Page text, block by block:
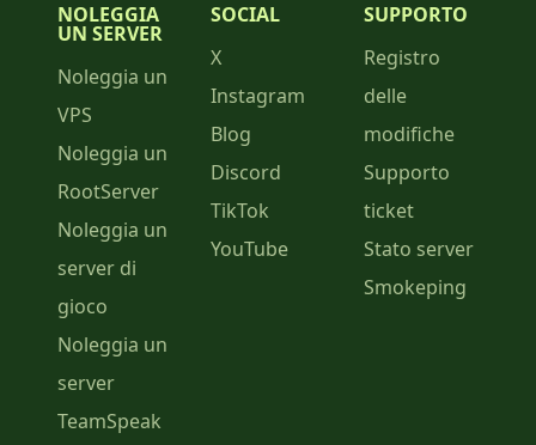
NOLEGGIA
UN SERVER
Noleggia un
VPS
Noleggia un
RootServer
Noleggia un
server di
gioco
Noleggia un
server
TeamSpeak
SOCIAL
X
Instagram
Blog
Discord
TikTok
YouTube
SUPPORTO
Registro
delle
modifiche
Supporto
ticket
Stato server
Smokeping